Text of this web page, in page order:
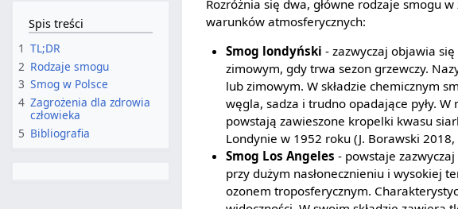
Rozróżnia się dwa, główne rodzaje smogu
warunków atmosferycznych:
Smog londyński - zazwyczaj objawia
zimowym, gdy trwa sezon grzewczy.
lub zimowym. W składzie chemicznym
węgla, sadza i trudno opadające pyły. W
powstają zawieszone kropelki kwasu
Londynie w 1952 roku (J. Borawski 2018,
Smog Los Angeles - powstaje
przy dużym nasłonecznieniu i wysokiej
ozonem troposferycznym.
Spis treści
1 TL;DR
2 Rodzaje smogu
3 Smog w Polsce
4 Zagrożenia dla zdrowia
człowieka
5 Bibliografia